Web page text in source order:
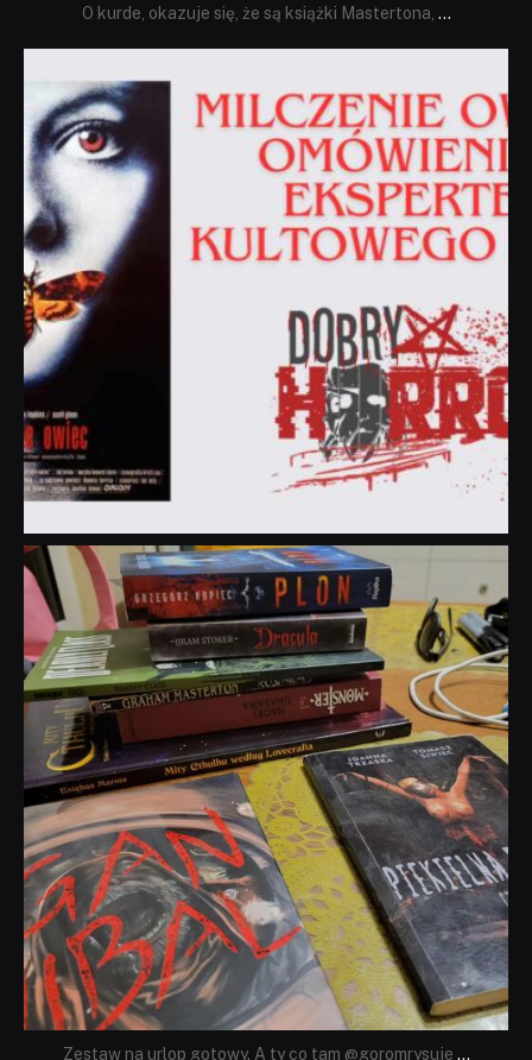
O kurde, okazuje się, że są książki Mastertona, ...
dobryhorror
Lip 31
Zestaw na urlop gotowy. A ty co tam @goromrysuje ...